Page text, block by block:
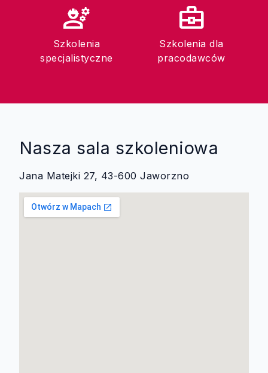
engineering
Szkolenia
specjalistyczne
business_center
Szkolenia dla
pracodawców
Nasza sala szkoleniowa
Jana Matejki 27, 43-600 Jaworzno